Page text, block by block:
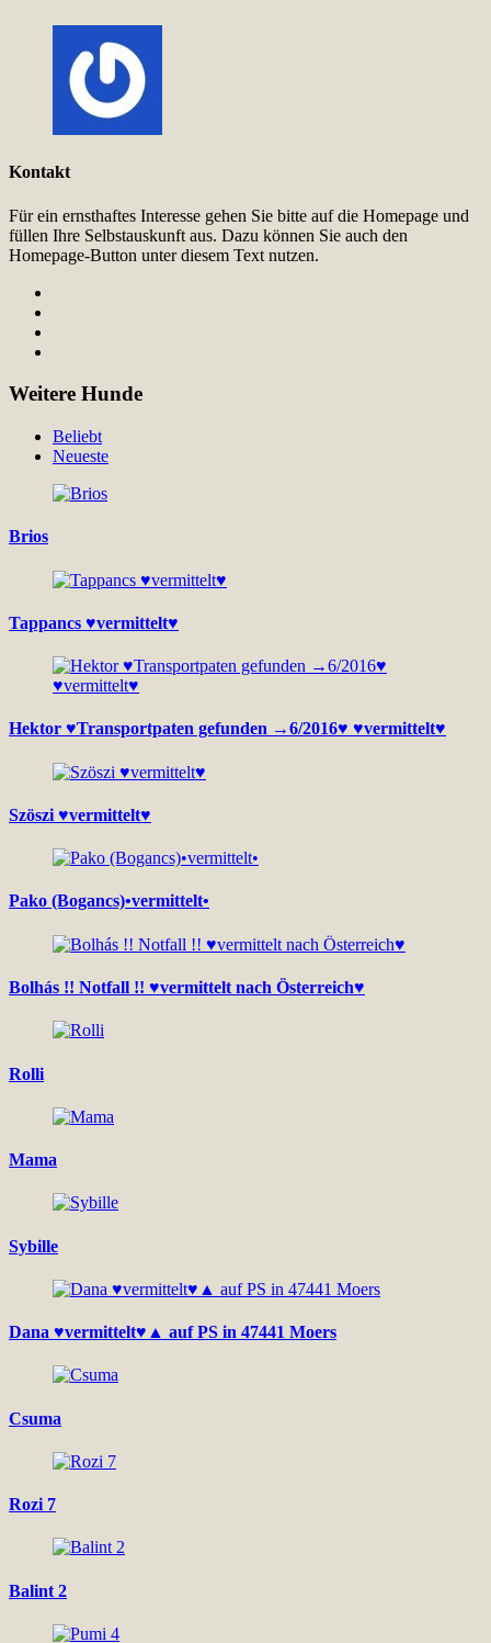
Kontakt
Für ein ernsthaftes Interesse gehen Sie bitte auf die Homepage und
füllen Ihre Selbstauskunft aus. Dazu können Sie auch den
Homepage-Button unter diesem Text nutzen.
Weitere Hunde
Beliebt
Neueste
Brios
Tappancs ♥vermittelt♥
Hektor ♥Transportpaten gefunden →6/2016♥ ♥vermittelt♥
Szöszi ♥vermittelt♥
Pako (Bogancs)•vermittelt•
Bolhás !! Notfall !! ♥vermittelt nach Österreich♥
Rolli
Mama
Sybille
Dana ♥vermittelt♥▲ auf PS in 47441 Moers
Csuma
Rozi 7
Balint 2